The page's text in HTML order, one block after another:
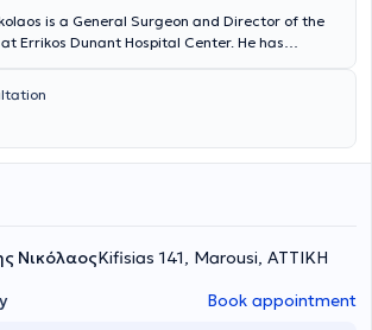
is a General Surgeon and Director of the
Errikos Dunant Hospital Center. He has
wall hernias and the digestive system
small intestine, stomach), as well as in
He is a member of the Hellenic and European
Surgery and the European Hernia Society
ΝικόλαοςKifisias 141, Marousi, ΑΤΤΙΚΗ
Book appointment